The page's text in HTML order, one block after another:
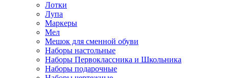
Лотки
Лупа
Маркеры
Мел
Мешок для сменной обуви
Наборы настольные
Наборы Первоклассника и Школьника
Наборы подарочные